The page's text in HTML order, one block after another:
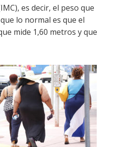
es decir, el peso que
lo normal es que el
mide 1,60 metros y que